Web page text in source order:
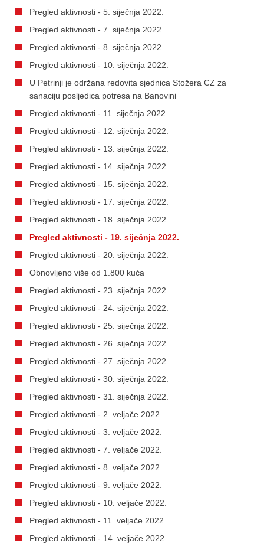
Pregled aktivnosti - 5. siječnja 2022.
Pregled aktivnosti - 7. siječnja 2022.
Pregled aktivnosti - 8. siječnja 2022.
Pregled aktivnosti - 10. siječnja 2022.
U Petrinji je održana redovita sjednica Stožera CZ za
sanaciju posljedica potresa na Banovini
Pregled aktivnosti - 11. siječnja 2022.
Pregled aktivnosti - 12. siječnja 2022.
Pregled aktivnosti - 13. siječnja 2022.
Pregled aktivnosti - 14. siječnja 2022.
Pregled aktivnosti - 15. siječnja 2022.
Pregled aktivnosti - 17. siječnja 2022.
Pregled aktivnosti - 18. siječnja 2022.
Pregled aktivnosti - 19. siječnja 2022.
Pregled aktivnosti - 20. siječnja 2022.
Obnovljeno više od 1.800 kuća
Pregled aktivnosti - 23. siječnja 2022.
Pregled aktivnosti - 24. siječnja 2022.
Pregled aktivnosti - 25. siječnja 2022.
Pregled aktivnosti - 26. siječnja 2022.
Pregled aktivnosti - 27. siječnja 2022.
Pregled aktivnosti - 30. siječnja 2022.
Pregled aktivnosti - 31. siječnja 2022.
Pregled aktivnosti - 2. veljače 2022.
Pregled aktivnosti - 3. veljače 2022.
Pregled aktivnosti - 7. veljače 2022.
Pregled aktivnosti - 8. veljače 2022.
Pregled aktivnosti - 9. veljače 2022.
Pregled aktivnosti - 10. veljače 2022.
Pregled aktivnosti - 11. veljače 2022.
Pregled aktivnosti - 14. veljače 2022.